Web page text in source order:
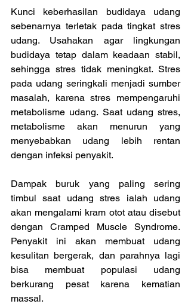
Kunci keberhasilan budidaya udang
sebenarnya terletak pada tingkat stres
udang. Usahakan agar lingkungan
budidaya tetap dalam keadaan stabil,
sehingga stres tidak meningkat. Stres
pada udang seringkali menjadi sumber
masalah, karena stres mempengaruhi
metabolisme udang. Saat udang stres,
metabolisme akan menurun yang
menyebabkan udang lebih rentan
dengan infeksi penyakit.
Dampak buruk yang paling sering
timbul saat udang stres ialah udang
akan mengalami kram otot atau disebut
dengan Cramped Muscle Syndrome.
Penyakit ini akan membuat udang
kesulitan bergerak, dan parahnya lagi
bisa membuat populasi udang
berkurang pesat karena kematian
massal.